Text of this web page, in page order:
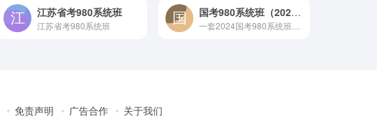
江苏省考980系统班
江苏省考980系统班
国考980系统班（2024主课）
免责声明 广告合作 关于我们